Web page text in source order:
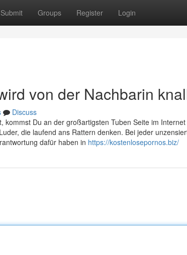
Submit Groups Register Login
von der Nachbarin
Discuss
kommst Du an der großartigsten Tuben Seite im
die laufend ans Rattern denken. Bei jeder
dafür haben in https://kostenlosepornos.biz/